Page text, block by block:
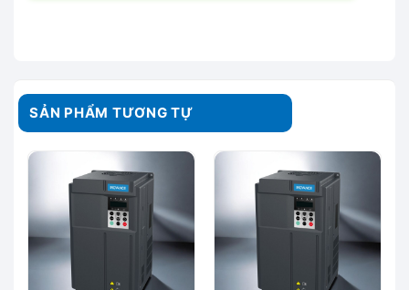
SẢN PHẨM TƯƠNG TỰ